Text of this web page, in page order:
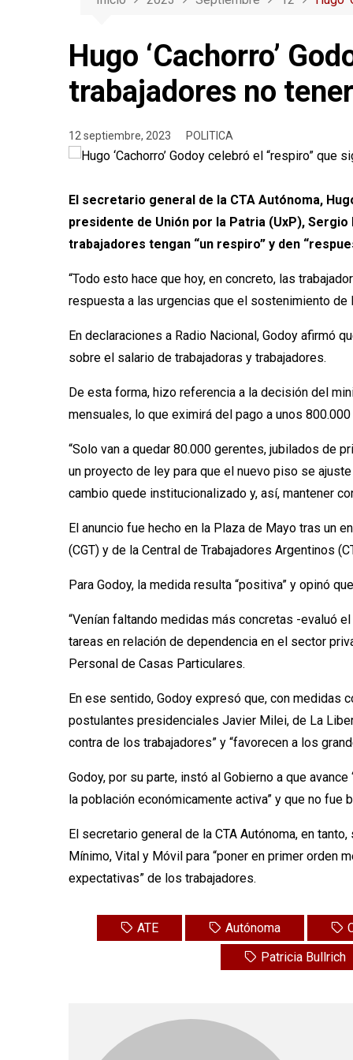
Hugo ‘Cachorro’
trabajadores no
12 septiembre, 2023 POLITICA
El secretario general de la CTA Autónoma,
presidente de Unión por la Patria (UxP),
trabajadores tengan “un respiro” y den
“Todo esto hace que hoy, en concreto, las
respuesta a las urgencias que el sostenimiento de
En declaraciones a Radio Nacional, Godoy afirmó
sobre el salario de trabajadoras y trabajadores.
De esta forma, hizo referencia a la decisión del
mensuales, lo que eximirá del pago a unos
“Solo van a quedar 80.000 gerentes, jubilados de
un proyecto de ley para que el nuevo piso se
cambio quede institucionalizado y, así, mantener
El anuncio fue hecho en la Plaza de Mayo tras un
(CGT) y de la Central de Trabajadores Argentinos
Para Godoy, la medida resulta “positiva” y opinó
“Venían faltando medidas más concretas -evaluó
tareas en relación de dependencia en el sector
Personal de Casas Particulares.
En ese sentido, Godoy expresó que, con medidas
postulantes presidenciales Javier Milei, de La
contra de los trabajadores” y “favorecen a los
Godoy, por su parte, instó al Gobierno a que
la población económicamente activa” y que no
El secretario general de la CTA Autónoma, en
Mínimo, Vital y Móvil para “poner en primer orden
expectativas” de los trabajadores.
ATE Autónoma
Patricia Bullrich